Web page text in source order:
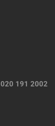
020 191 2002